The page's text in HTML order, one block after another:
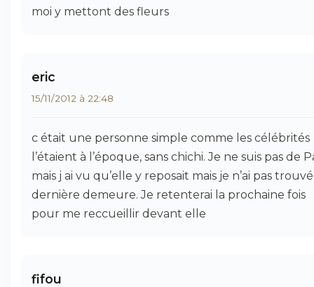
moi y mettont des fleurs
eric
15/11/2012 à 22:48
c était une personne simple comme les célébrités
l’étaient à l’époque, sans chichi. Je ne suis pas de
mais j ai vu qu’elle y reposait mais je n’ai pas trouvé
dernière demeure. Je retenterai la prochaine fois
pour me reccueillir devant elle
fifou